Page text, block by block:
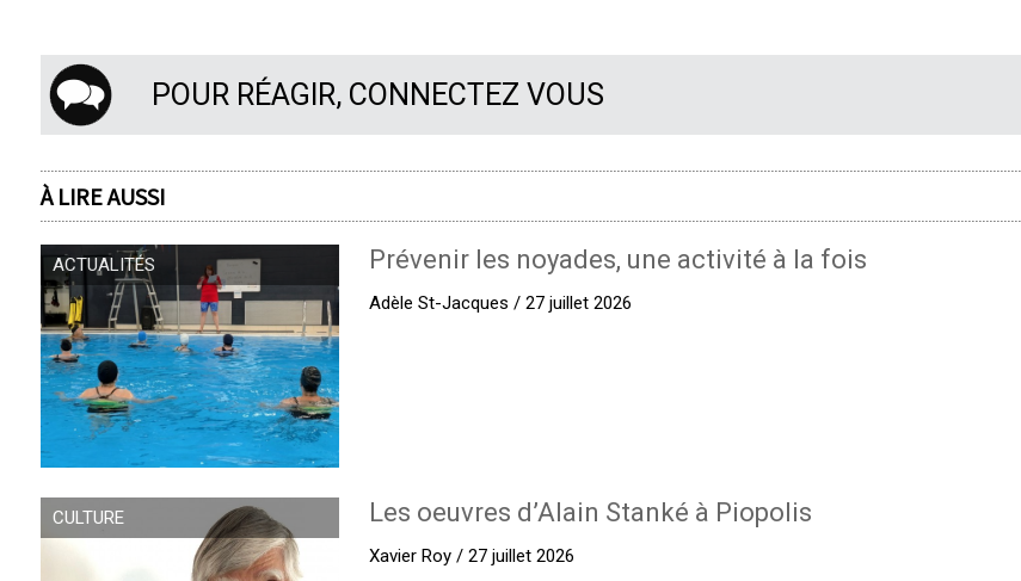
POUR RÉAGIR, CONNECTEZ VOUS
À LIRE AUSSI
ACTUALITÉS Prévenir les noyades, une activité à la fois
Adèle St-Jacques / 27 juillet 2026
CULTURE Les oeuvres d’Alain Stanké à Piopolis
Xavier Roy / 27 juillet 2026